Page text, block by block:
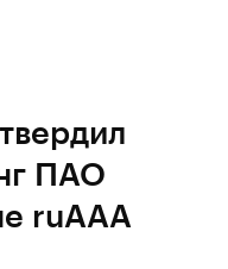
ПАО
ruAAA